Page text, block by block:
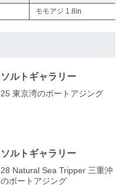
モモアジ 1.8in
ソルトギャラリー
25 東京湾のボートアジング
ソルトギャラリー
28 Natural Sea Tripper 三重沖
のボートアジング